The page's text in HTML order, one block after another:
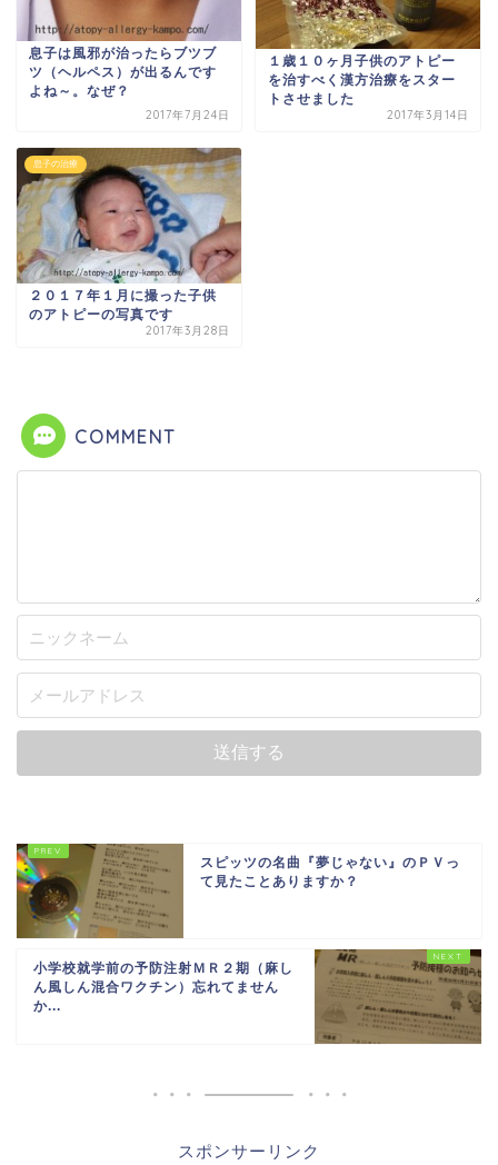
息子は風邪が治ったらブツブ
ツ（ヘルペス）が出るんです
よね～。なぜ？
2017年7月24日
１歳１０ヶ月子供のアトピー
を治すべく漢方治療をスター
トさせました
2017年3月14日
息子の治療
２０１７年１月に撮った子供
のアトピーの写真です
2017年3月28日
COMMENT
スピッツの名曲『夢じゃない』のＰＶっ
て見たことありますか？
小学校就学前の予防注射ＭＲ２期（麻し
ん風しん混合ワクチン）忘れてません
か...
スポンサーリンク